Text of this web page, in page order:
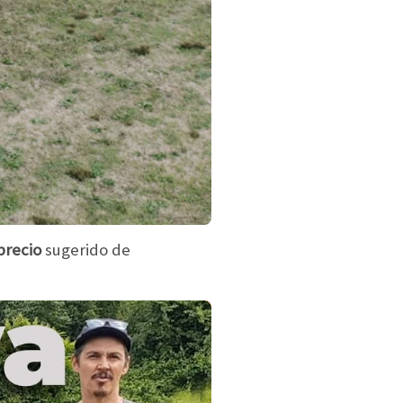
sugerido de